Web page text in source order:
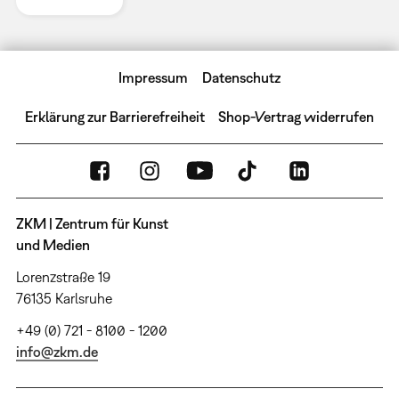
Impressum Datenschutz
Erklärung zur Barrierefreiheit Shop-Vertrag widerrufen
ZKM | Zentrum für Kunst
und Medien
Lorenzstraße 19
76135 Karlsruhe
+49 (0) 721 - 8100 - 1200
info@zkm.de